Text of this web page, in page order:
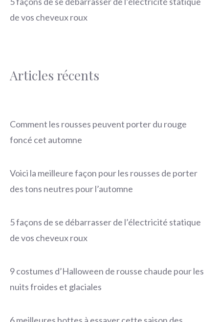
de vos cheveux roux
Articles récents
Comment les rousses peuvent porter du rouge
foncé cet automne
Voici la meilleure façon pour les rousses de porter
des tons neutres pour l’automne
5 façons de se débarrasser de l’électricité statique
de vos cheveux roux
9 costumes d’Halloween de rousse chaude pour les
nuits froides et glaciales
6 meilleures bottes à essayer cette saison des